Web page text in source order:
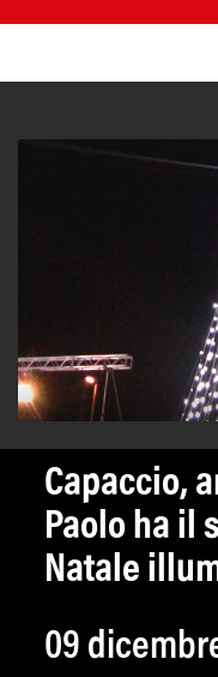
Capaccio,
Paolo ha il
Natale
09